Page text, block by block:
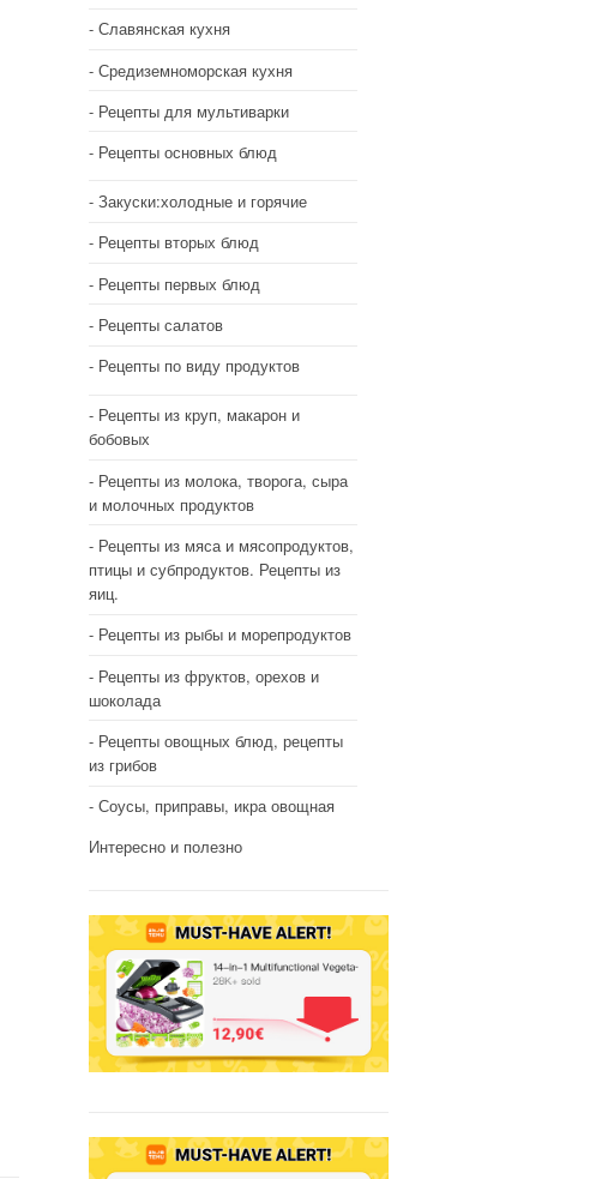
Славянская кухня
Средиземноморская кухня
Рецепты для мультиварки
Рецепты основных блюд
Закуски:холодные и горячие
Рецепты вторых блюд
Рецепты первых блюд
Рецепты салатов
Рецепты по виду продуктов
Рецепты из круп, макарон и
бобовых
Рецепты из молока, творога, сыра
и молочных продуктов
Рецепты из мяса и мясопродуктов,
птицы и субпродуктов. Рецепты из
яиц.
Рецепты из рыбы и морепродуктов
Рецепты из фруктов, орехов и
шоколада
Рецепты овощных блюд, рецепты
из грибов
Соусы, приправы, икра овощная
Интересно и полезно